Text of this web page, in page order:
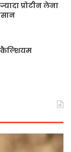
प्रोटीन लेना
कैल्शियम